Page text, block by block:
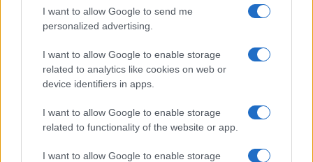
I want to allow Google to send me
personalized advertising.
I want to allow Google to enable storage
related to analytics like cookies on web or
device identifiers in apps.
I want to allow Google to enable storage
related to functionality of the website or app.
I want to allow Google to enable storage
Galib Gassanoff e Institution trionfano a Copenhagen
con la collezione Primavera/Estate 2027